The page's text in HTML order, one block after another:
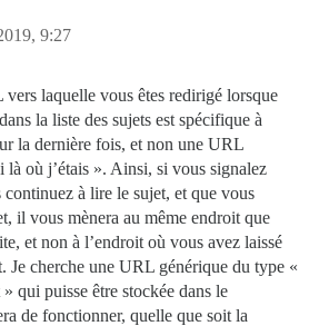
9:27
laquelle vous êtes redirigé lorsque
la liste des sujets est spécifique à
la dernière fois, et non une URL
là où j’étais ». Ainsi, si vous signalez
à lire le sujet, et que vous
il vous mènera au même endroit que
et non à l’endroit où vous avez laissé
Je cherche une URL générique du type «
qui puisse être stockée dans le
de fonctionner, quelle que soit la